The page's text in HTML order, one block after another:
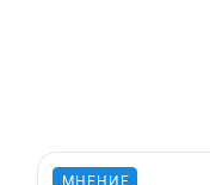
МНЕНИЕ